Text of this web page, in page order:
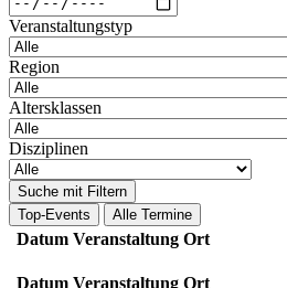
Veranstaltungstyp
Region
Altersklassen
Disziplinen
Suche mit Filtern
Top-Events
Alle Termine
Datum Veranstaltung Ort
Datum Veranstaltung Ort